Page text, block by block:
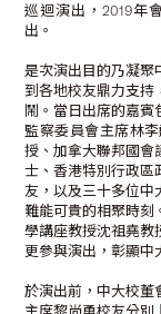
巡迴演出，2019年
出。
是次演出目的乃凝聚
到各地校友鼎力支持
鬧。當日出席的嘉賓
監察委員會主席林
授、加拿大聯邦國會
士、香港特別行政區
友，以及三十多位中
難能可貴的相聚時刻
學講座教授沈祖堯教
更參與演出，彰顯中
於演出前，中大校董